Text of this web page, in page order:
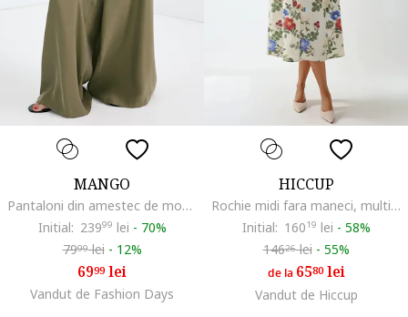
MANGO
Pantaloni din amestec de modal cu croiala ampla cu talie inalta, Kaki
Initial: 23999 lei - 70%
7999lei - 12%
6999lei
Vandut de Fashion Days
HICCUP
Rochie midi fara maneci, multicolor, din bumbac si in
Initial: 16019 lei - 58%
14626lei - 55%
de la 6580lei
Vandut de Hiccup